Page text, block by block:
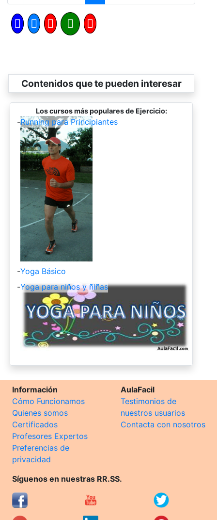
Contenidos que te pueden interesar
Los cursos más populares de Ejercicio:
-Running para Principiantes
-Yoga Básico
-Yoga para niños y ñiñas
Información
Cómo Funcionamos
Quienes somos
Certificados
Profesores Expertos
Preferencias de
privacidad
AulaFacil
Testimonios de
nuestros usuarios
Contacta con nosotros
Síguenos en nuestras RR.SS.